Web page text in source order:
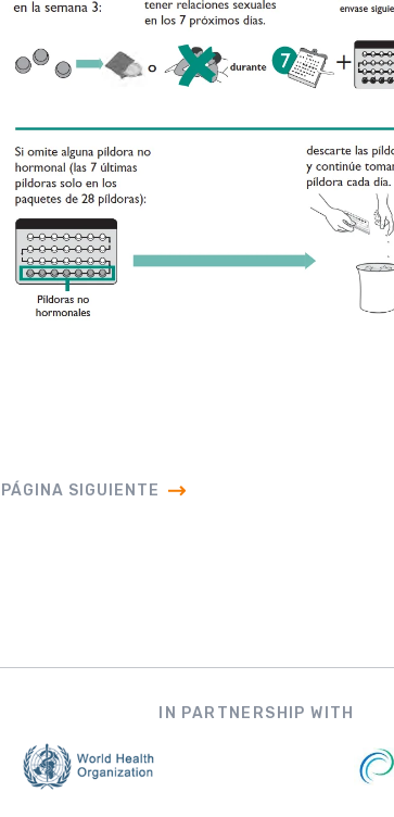
PÁGINA SIGUIENTE
IN PARTNERSHIP WITH